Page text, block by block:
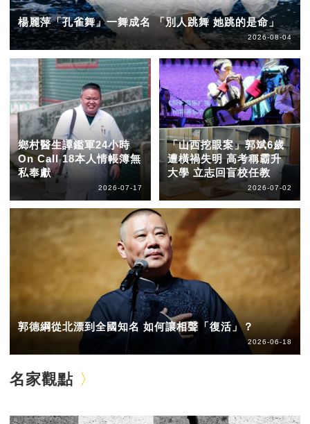
楊麗萍「孔雀舞」一舞成名 「別人跳舞 她跳的是命」
2026-08-04
鄉村醫生譚鑑軍24小時
On Call 18本人情帳簿無
私奉獻
2026-07-17
「山西挖眼案」郭斌6歲
遭橫禍失明 高考稱霸升
大學 立志回盲校任教
2026-07-02
郭德綱從北漂到全國知名 如何讓相聲「復活」？
2026-06-18
名家觀點